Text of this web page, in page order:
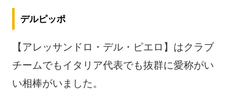
デルピッポ
【アレッサンドロ・デル・ピエロ】はクラブ
チームでもイタリア代表でも抜群に愛称がい
い相棒がいました。